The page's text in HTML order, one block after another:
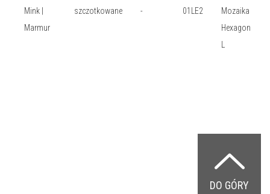
Mink |
Marmur
szczotkowane - 01LE2
Mozaika
Hexagon
L
DO GÓRY